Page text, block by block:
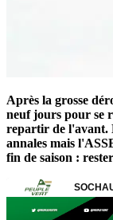
Après la grosse
neuf jours pour se
repartir de l'avant.
annales mais
fin de saison :